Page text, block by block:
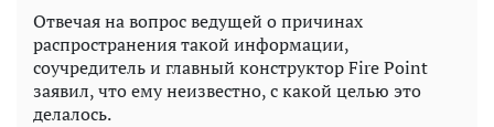
Отвечая на вопрос ведущей о причинах
распространения такой информации,
соучредитель и главный конструктор Fire Point
заявил, что ему неизвестно, с какой целью это
делалось.